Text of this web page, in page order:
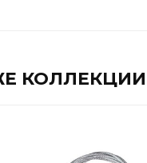
КОЛЛЕКЦИИ